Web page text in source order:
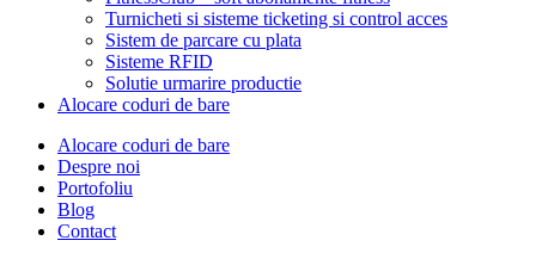
Turnicheti si sisteme ticketing si control acces
Sistem de parcare cu plata
Sisteme RFID
Solutie urmarire productie
Alocare coduri de bare
Alocare coduri de bare
Despre noi
Portofoliu
Blog
Contact